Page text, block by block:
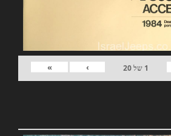
1 של20
›
»